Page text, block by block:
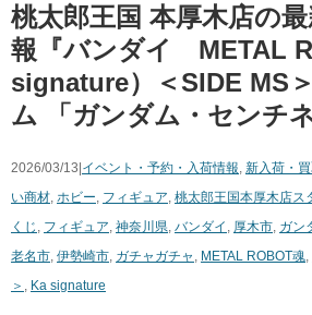
桃太郎王国 本厚木店の
報『バンダイ METAL
signature）＜SIDE MS
ム 「ガンダム・センチネ
2026/03/13| イベント・予約・入荷情報, 新入荷・
い商材, ホビー, フィギュア, 桃太郎王国本厚木店ス
くじ , フィギュア, 神奈川県, バンダイ , 厚木市, ガン
老名市, 伊勢崎市, ガチャガチャ , METAL ROBOT魂,
＞ , Ka signature